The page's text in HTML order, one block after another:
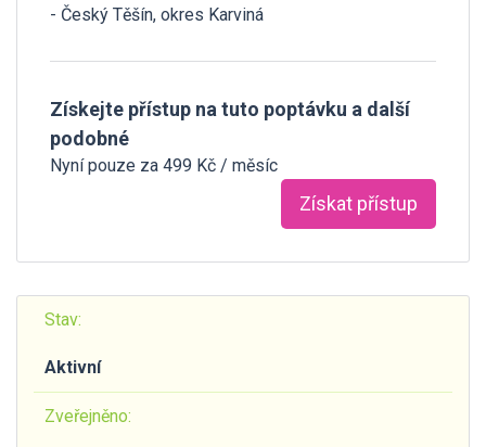
- Český Těšín, okres Karviná
Získejte přístup na tuto poptávku a další
podobné
Nyní pouze za 499 Kč / měsíc
Získat přístup
Stav:
Aktivní
Zveřejněno: